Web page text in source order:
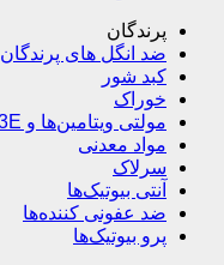
پرندگان
ضد انگل های پرندگان
کبد شور
خوراک
مولتی ویتامین‌ها و AD3E
مواد معدنی
سرلاک
آنتی بیوتیک‌ها
ضد عفونی کننده‌ها
پرو بیوتیک‌ها